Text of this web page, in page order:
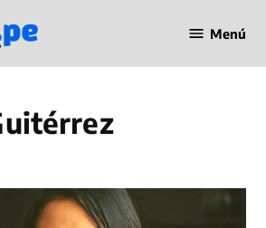
en Línea
Menú